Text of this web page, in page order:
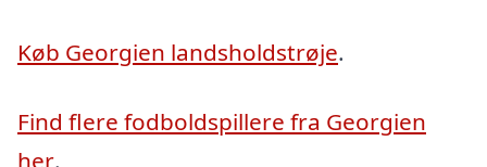
Køb Georgien landsholdstrøje.
Find flere fodboldspillere fra Georgien
her.